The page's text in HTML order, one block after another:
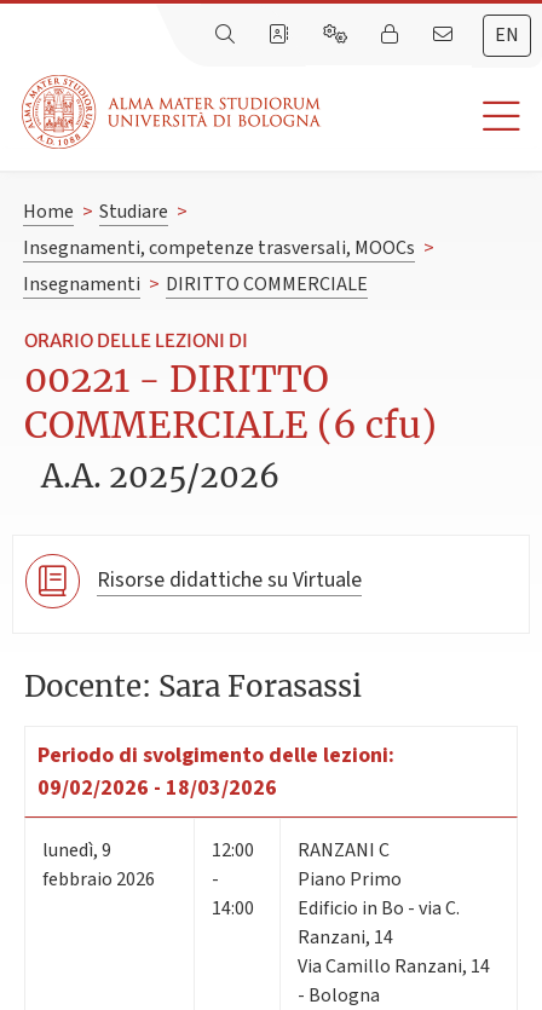
EN
Home > Studiare >
Insegnamenti, competenze trasversali, MOOCs >
Insegnamenti > DIRITTO COMMERCIALE
ORARIO DELLE LEZIONI DI
00221 - DIRITTO
COMMERCIALE (6 cfu)
A.A. 2025/2026
Risorse didattiche su Virtuale
Docente: Sara Forasassi
Periodo di svolgimento delle lezioni:
09/02/2026 - 18/03/2026
lunedì,9
febbraio 2026
12:00
-
14:00
RANZANI C
Piano Primo
Edificio in Bo - via C.
Ranzani, 14
Via Camillo Ranzani, 14
- Bologna